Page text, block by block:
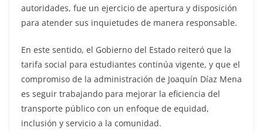
autoridades, fue un ejercicio de apertura y disposición
para atender sus inquietudes de manera responsable.
En este sentido, el Gobierno del Estado reiteró que la
tarifa social para estudiantes continúa vigente, y que el
compromiso de la administración de Joaquín Díaz Mena
es seguir trabajando para mejorar la eficiencia del
transporte público con un enfoque de equidad,
inclusión y servicio a la comunidad.